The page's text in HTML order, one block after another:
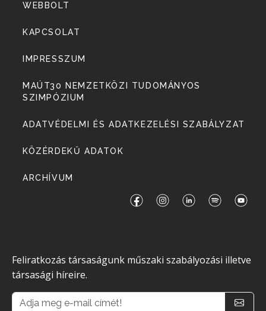
WEBBOLT
KAPCSOLAT
IMPRESSZUM
MAÚT30 NEMZETKÖZI TUDOMÁNYOS
SZIMPÓZIUM
ADATVÉDELMI ÉS ADATKEZELÉSI SZABÁLYZAT
KÖZÉRDEKŰ ADATOK
ARCHÍVUM
Feliratkozás társaságunk műszaki szabályozási illetve
társasági híreire.